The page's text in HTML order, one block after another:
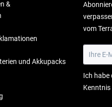
&
und Akkupacks
vom
Ich habe